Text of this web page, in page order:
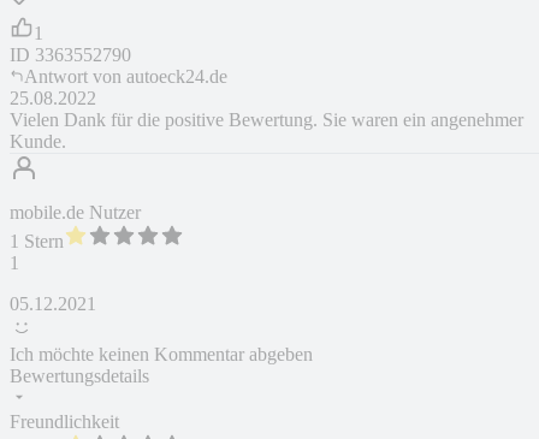
1
ID 3363552790
Antwort von autoeck24.de
25.08.2022
Vielen Dank für die positive Bewertung. Sie waren ein angenehmer
Kunde.
mobile.de Nutzer
1 Stern
1
05.12.2021
Ich möchte keinen Kommentar abgeben
Bewertungsdetails
Freundlichkeit